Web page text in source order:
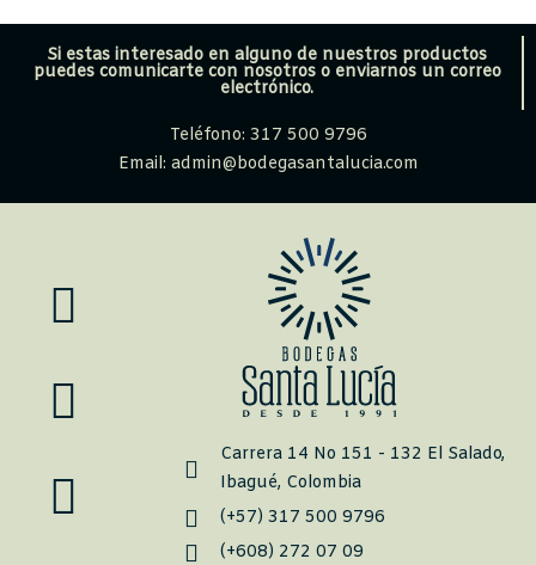
Si estas interesado en alguno de nuestros productos
puedes comunicarte con nosotros o enviarnos un correo
electrónico.
Teléfono: 317 500 9796
Email: admin@bodegasantalucia.com
Carrera 14 No 151 - 132 El Salado,
Ibagué, Colombia
(+57) 317 500 9796
(+608) 272 07 09